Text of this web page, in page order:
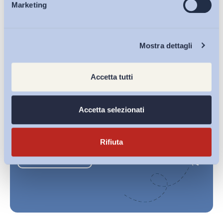
Marketing
Mostra dettagli
Accetta tutti
Accetta selezionati
Rifiuta
Eventi
Iscriviti